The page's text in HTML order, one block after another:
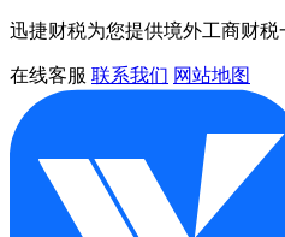
迅捷财税为您提供境外工商财税
在线客服 联系我们 网站地图